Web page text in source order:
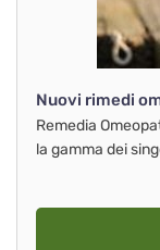
Nuovi rimedi
Remedia
la gamma dei